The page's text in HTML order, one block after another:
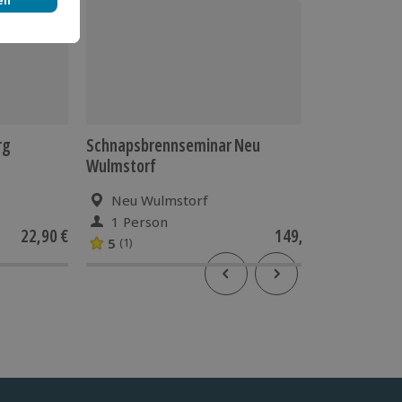
22,90 €
Schnapsbrennseminar Neu
Wulmstorf
Neu Wulmstorf
1 Person
5 (1) 149,90 €